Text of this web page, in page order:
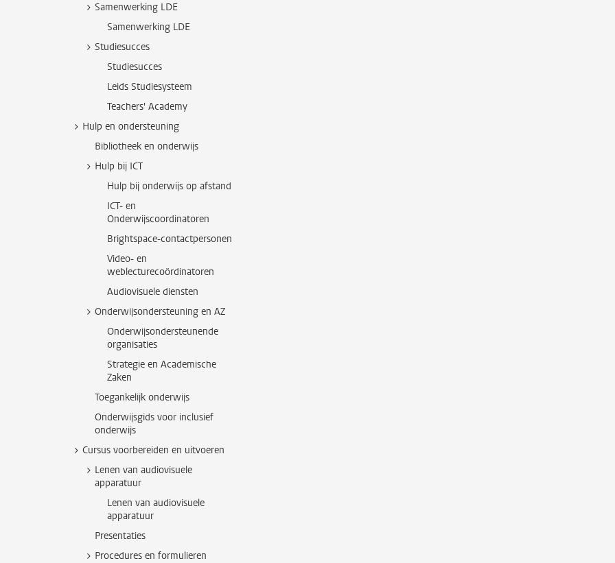
Samenwerking LDE
Samenwerking LDE
Studiesucces
Studiesucces
Leids Studiesysteem
Teachers' Academy
Hulp en ondersteuning
Bibliotheek en onderwijs
Hulp bij ICT
Hulp bij onderwijs op afstand
ICT- en
Onderwijscoordinatoren
Brightspace-contactpersonen
Video- en
weblecturecoördinatoren
Audiovisuele diensten
Onderwijsondersteuning en AZ
Onderwijsondersteunende
organisaties
Strategie en Academische
Zaken
Toegankelijk onderwijs
Onderwijsgids voor inclusief
onderwijs
Cursus voorbereiden en uitvoeren
Lenen van audiovisuele
apparatuur
Lenen van audiovisuele
apparatuur
Presentaties
Procedures en formulieren